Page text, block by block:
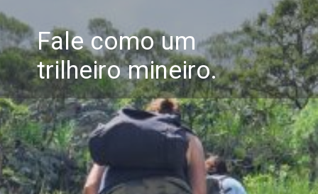
Fale como um
trilheiro mineiro.